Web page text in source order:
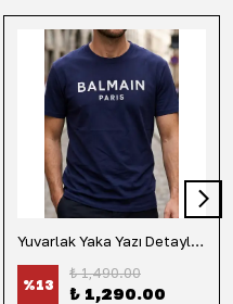
Yuvarlak Yaka Yazı Detaylı Tişört-Lacivert
%13
₺ 1,490.00
₺ 1,290.00